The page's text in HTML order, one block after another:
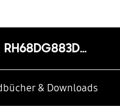
RH68DG883DB1
& Downloads